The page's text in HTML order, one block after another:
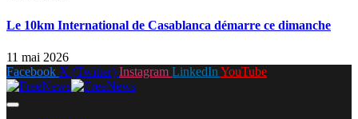
Le 10km International de Casablanca démarre ce dimanche
11 mai 2026
Facebook X (Twitter) Instagram LinkedIn YouTube